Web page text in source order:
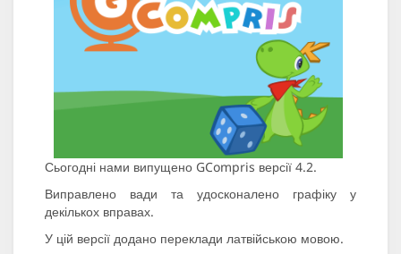
Сьогодні нами випущено GCompris версії 4.2.
Виправлено вади та удосконалено графіку у
декількох вправах.
У цій версії додано переклади латвійською мовою.